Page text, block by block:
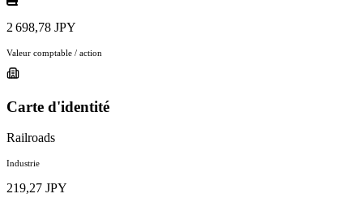
2 698,78 JPY
Valeur comptable / action
Carte d'identité
Railroads
Industrie
219,27 JPY